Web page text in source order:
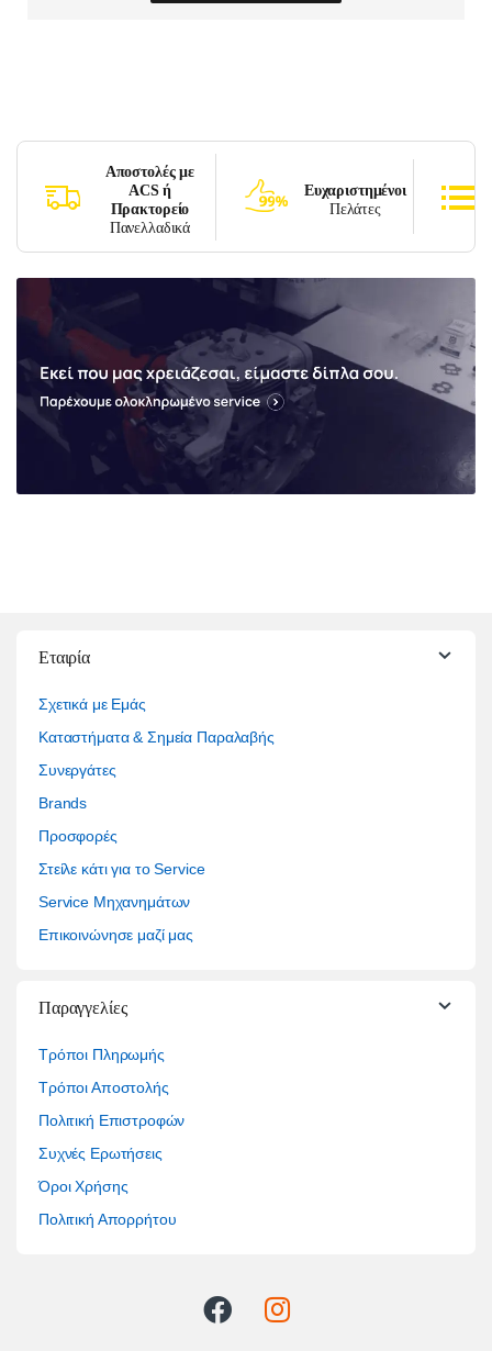
Αποστολές με
ACS ή
Πρακτορείο
Πανελλαδικά
Ευχαριστημένοι
Πελάτες
Εταιρία
Σχετικά με Εμάς
Καταστήματα & Σημεία Παραλαβής
Συνεργάτες
Brands
Προσφορές
Στείλε κάτι για το Service
Service Μηχανημάτων
Επικοινώνησε μαζί μας
Παραγγελίες
Τρόποι Πληρωμής
Τρόποι Αποστολής
Πολιτική Επιστροφών
Συχνές Ερωτήσεις
Όροι Χρήσης
Πολιτική Απορρήτου